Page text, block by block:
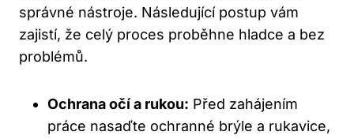
správné nástroje. Následující postup vám
zajistí, že celý proces proběhne hladce a bez
problémů.
Ochrana očí a rukou: Před zahájením
práce nasaďte ochranné brýle a rukavice,